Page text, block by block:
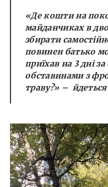
«Де кошти на
майданчиках в
збирати
повинен батько
приїхав на 3 дні
обставинами з
траву?» –